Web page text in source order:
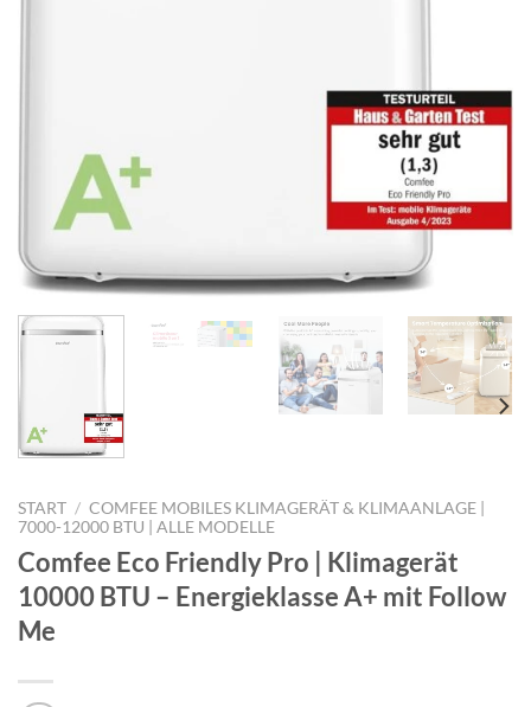
START / COMFEE MOBILES KLIMAGERÄT & KLIMAANLAGE |
7000-12000 BTU | ALLE MODELLE
Comfee Eco Friendly Pro | Klimagerät
10000 BTU – Energieklasse A+ mit Follow
Me